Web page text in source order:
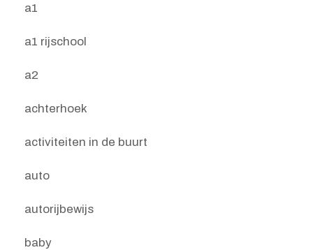
a1
a1 rijschool
a2
achterhoek
activiteiten in de buurt
auto
autorijbewijs
baby